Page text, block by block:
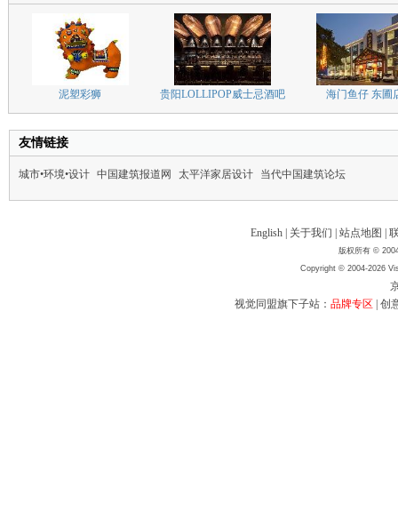
泥塑彩狮 贵阳LOLLIPOP威士忌酒吧 海门鱼仔 东圃
友情链接
城市•环境•设计 中国建筑报道网 太平洋家居设计 当代中国建筑论坛
English 关于我们 站点地图
版权所有 ©
Copyright © 2004-2026
视觉同盟旗下子站： 品牌专区 创